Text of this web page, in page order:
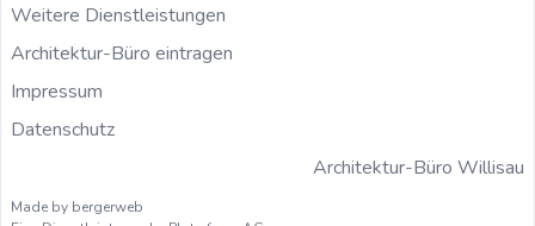
Weitere Dienstleistungen
Architektur-Büro eintragen
Impressum
Datenschutz
Architektur-Büro Willisau
Made by bergerweb